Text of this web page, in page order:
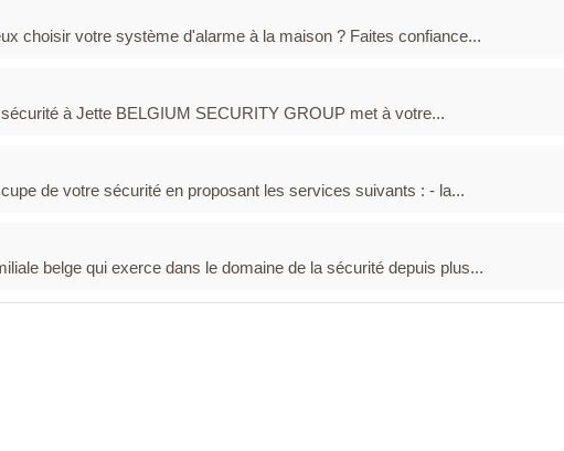
choisir votre système d'alarme à la maison ? Faites confiance...
à Jette BELGIUM SECURITY GROUP met à votre...
de votre sécurité en proposant les services suivants : - la...
belge qui exerce dans le domaine de la sécurité depuis plus...